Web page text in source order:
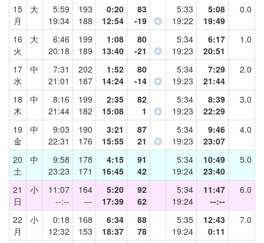
15
月
大
5:59
19:34
193
188
0:20
12:54
83
-19 ◎
5:33
19:22
5:08
19:49
0.0
16
火
大
6:46
20:18
199
189
1:08
13:40
80
-21
◎
5:34
19:23
6:17
20:51
1.0
17
水
中
7:31
21:01
202
187
1:52
14:24
80
-14 ◎
5:34
19:23
7:29
21:44
2.0
18
木
中
8:16
21:44
199
182
2:35
15:08
82
1
◎
5:34
19:23
8:39
22:29
3.0
19
金
中
9:03
22:31
190
176
3:21
15:55
87
21
◎
5:34
19:23
9:46
23:07
4.0
20
土
中
9:58
23:23
178
171
4:15
16:45
91
42
5:34
19:24
10:49
23:40
5.0
21
日
小
11:07
--:--
164
---
5:20
17:39
92
62
5:34
19:24
11:47
--:--
6.0
22
月
小
0:18
12:32
168
153
6:34
18:37
88
78
5:35
19:24
12:43
0:11
7.0